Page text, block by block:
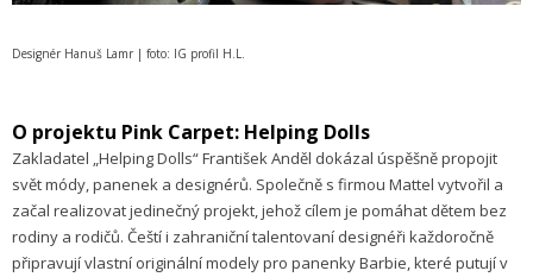
Designér Hanuš Lamr | foto: IG profil H.L.
O projektu Pink Carpet: Helping Dolls
Zakladatel „Helping Dolls“ František Anděl dokázal úspěšně propojit
svět módy, panenek a designérů. Společně s firmou Mattel vytvořil a
začal realizovat jedinečný projekt, jehož cílem je pomáhat dětem bez
rodiny a rodičů. Čeští i zahraniční talentovaní designéři každoročně
připravují vlastní originální modely pro panenky Barbie, které putují v